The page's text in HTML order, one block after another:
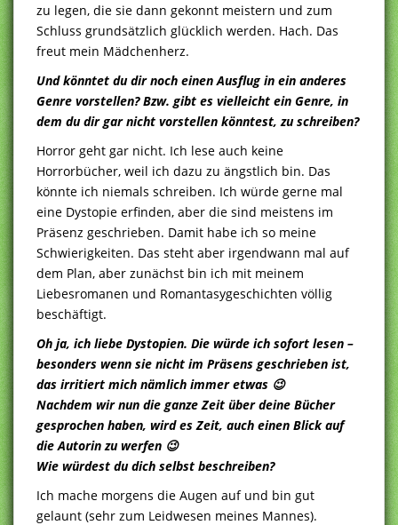
zu legen, die sie dann gekonnt meistern und zum
Schluss grundsätzlich glücklich werden. Hach. Das
freut mein Mädchenherz.
Und könntet du dir noch einen Ausflug in ein anderes
Genre vorstellen? Bzw. gibt es vielleicht ein Genre, in
dem du dir gar nicht vorstellen könntest, zu schreiben?
Horror geht gar nicht. Ich lese auch keine
Horrorbücher, weil ich dazu zu ängstlich bin. Das
könnte ich niemals schreiben. Ich würde gerne mal
eine Dystopie erfinden, aber die sind meistens im
Präsenz geschrieben. Damit habe ich so meine
Schwierigkeiten. Das steht aber irgendwann mal auf
dem Plan, aber zunächst bin ich mit meinem
Liebesromanen und Romantasygeschichten völlig
beschäftigt.
Oh ja, ich liebe Dystopien. Die würde ich sofort lesen –
besonders wenn sie nicht im Präsens geschrieben ist,
das irritiert mich nämlich immer etwas 😉
Nachdem wir nun die ganze Zeit über deine Bücher
gesprochen haben, wird es Zeit, auch einen Blick auf
die Autorin zu werfen 😉
Wie würdest du dich selbst beschreiben?
Ich mache morgens die Augen auf und bin gut
gelaunt (sehr zum Leidwesen meines Mannes).